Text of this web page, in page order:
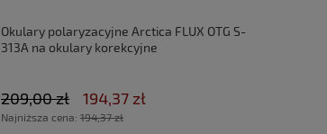
Okulary polaryzacyjne Arctica FLUX OTG S-
313A na okulary korekcyjne
194,37 zł
209,00 zł
Najniższa cena: 194,37 zł